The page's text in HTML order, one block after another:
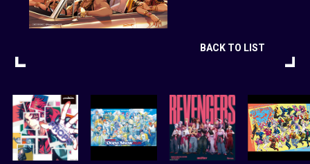
BACK TO LIST